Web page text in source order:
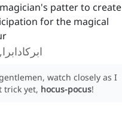
patter to create
for the magical
watch closely as I
trick yet, hocus-pocus!